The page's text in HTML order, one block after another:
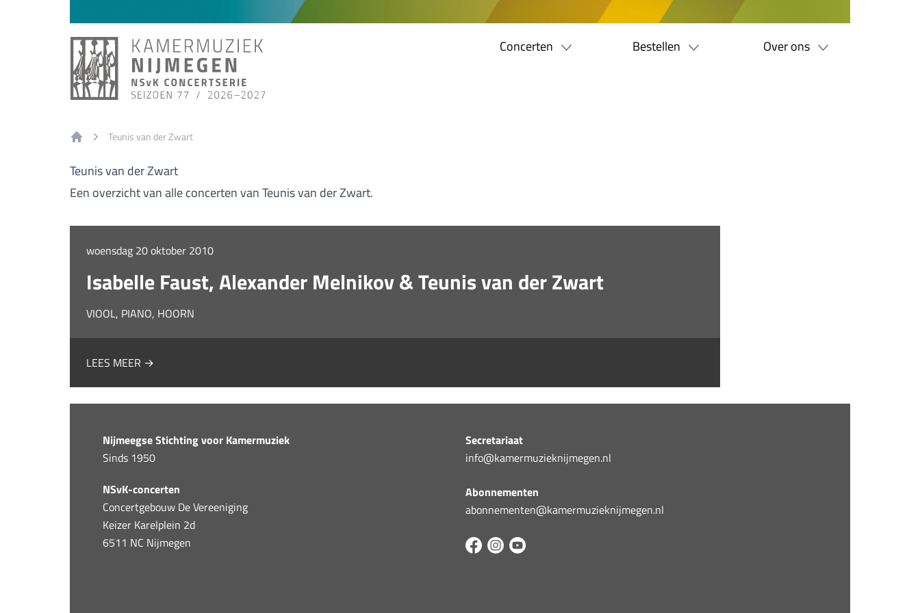
Concerten Bestellen Over ons
Teunis van der Zwart
Teunis van der Zwart
Een overzicht van alle concerten van Teunis van der Zwart.
woensdag 20 oktober 2010
Isabelle Faust, Alexander Melnikov & Teunis van der Zwart
VIOOL, PIANO, HOORN
LEES MEER →
Nijmeegse Stichting voor Kamermuziek
Sinds 1950
NSvK-concerten
Concertgebouw De Vereeniging
Keizer Karelplein 2d
6511 NC Nijmegen
Secretariaat
info@kamermuzieknijmegen.nl
Abonnementen
abonnementen@kamermuzieknijmegen.nl